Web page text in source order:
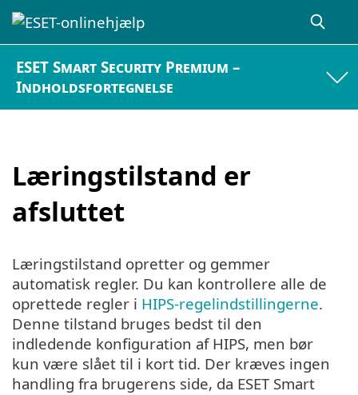
ESET Smart Security Premium –
Indholdsfortegnelse
Læringstilstand er
afsluttet
Læringstilstand opretter og gemmer
automatisk regler. Du kan kontrollere alle de
oprettede regler i HIPS-regelindstillingerne.
Denne tilstand bruges bedst til den
indledende konfiguration af HIPS, men bør
kun være slået til i kort tid. Der kræves ingen
handling fra brugerens side, da ESET Smart